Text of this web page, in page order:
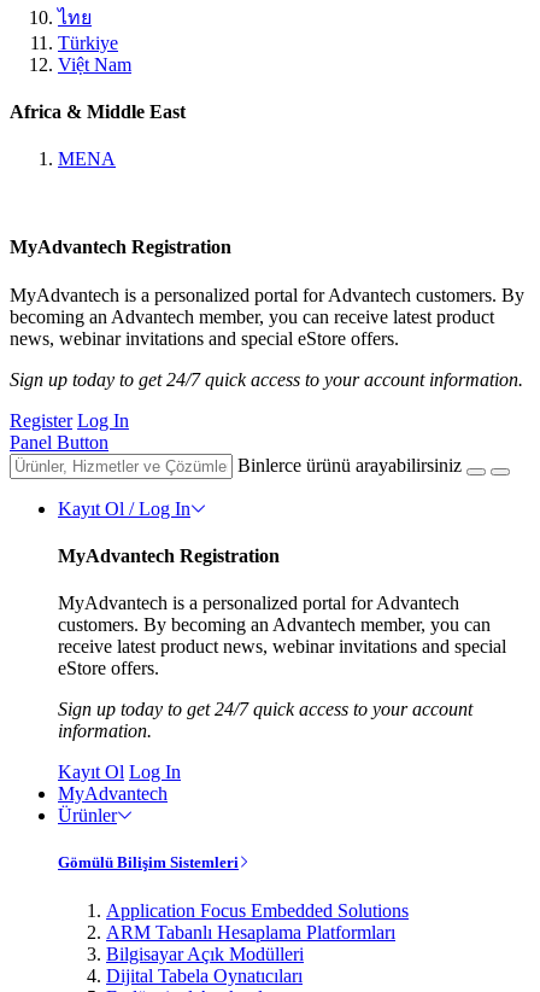
ไทย
Türkiye
Việt Nam
Africa & Middle East
MENA
MyAdvantech Registration
MyAdvantech is a personalized portal for Advantech customers. By
becoming an Advantech member, you can receive latest product
news, webinar invitations and special eStore offers.
Sign up today to get 24/7 quick access to your account information.
Register Log In
Panel Button
Binlerce ürünü arayabilirsiniz
Kayıt Ol / Log In
MyAdvantech Registration
MyAdvantech is a personalized portal for Advantech
customers. By becoming an Advantech member, you can
receive latest product news, webinar invitations and special
eStore offers.
Sign up today to get 24/7 quick access to your account
information.
Kayıt Ol Log In
MyAdvantech
Ürünler
Gömülü Bilişim Sistemleri
Application Focus Embedded Solutions
ARM Tabanlı Hesaplama Platformları
Bilgisayar Açık Modülleri
Dijital Tabela Oynatıcıları